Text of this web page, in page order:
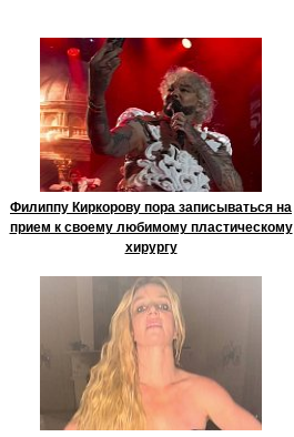
Филиппу Киркорову пора записываться на
прием к своему любимому пластическому
хирургу